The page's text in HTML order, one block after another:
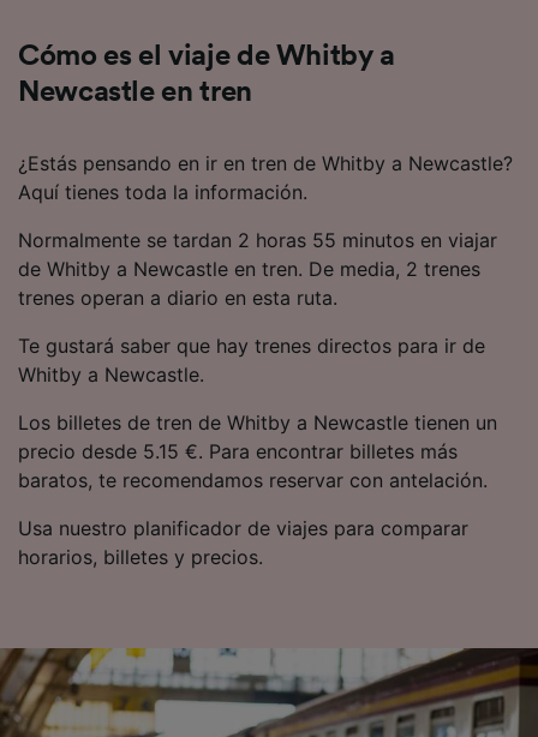
Cómo es el viaje de Whitby a
Newcastle en tren
¿Estás pensando en ir en tren de Whitby a Newcastle?
Aquí tienes toda la información.
Normalmente se tardan 2 horas 55 minutos en viajar
de Whitby a Newcastle en tren. De media, 2 trenes
trenes operan a diario en esta ruta.
Te gustará saber que hay trenes directos para ir de
Whitby a Newcastle.
Los billetes de tren de Whitby a Newcastle tienen un
precio desde 5.15 €. Para encontrar billetes más
baratos, te recomendamos reservar con antelación.
Usa nuestro planificador de viajes para comparar
horarios, billetes y precios.